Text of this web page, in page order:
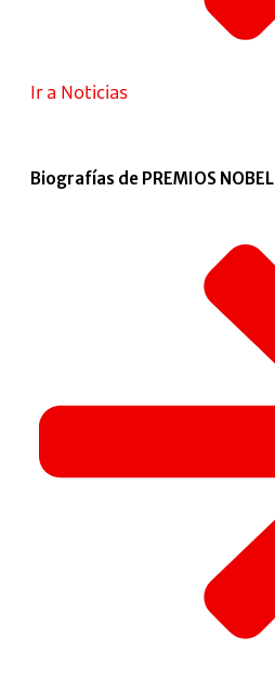
Ir a Noticias
Biografías de PREMIOS NOBEL